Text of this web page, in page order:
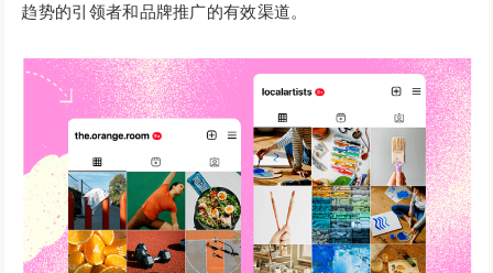
趋势的引领者和品牌推广的有效渠道。